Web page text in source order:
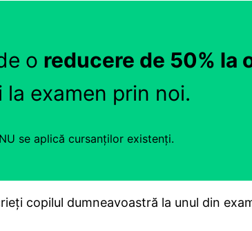
o reducere de 50% la
examen prin noi.
se aplică cursanților existenți.
copilul dumneavoastră la unul din